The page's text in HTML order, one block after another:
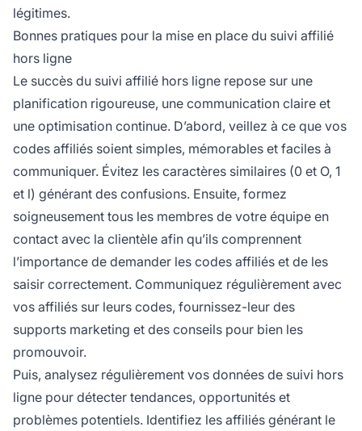
légitimes.
Bonnes pratiques pour la mise en place du suivi affilié
hors ligne
Le succès du suivi affilié hors ligne repose sur une
planification rigoureuse, une communication claire et
une optimisation continue. D’abord, veillez à ce que vos
codes affiliés soient simples, mémorables et faciles à
communiquer. Évitez les caractères similaires (0 et O, 1
et l) générant des confusions. Ensuite, formez
soigneusement tous les membres de votre équipe en
contact avec la clientèle afin qu’ils comprennent
l’importance de demander les codes affiliés et de les
saisir correctement. Communiquez régulièrement avec
vos affiliés sur leurs codes, fournissez-leur des
supports marketing et des conseils pour bien les
promouvoir.
Puis, analysez régulièrement vos données de suivi hors
ligne pour détecter tendances, opportunités et
problèmes potentiels. Identifiez les affiliés générant le